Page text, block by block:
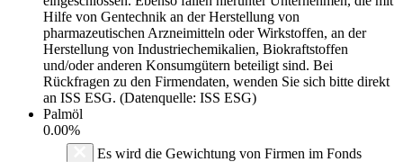
Hilfe von Gentechnik an der Herstellung von
pharmazeutischen Arzneimitteln oder Wirkstoffen, an der
Herstellung von Industriechemikalien, Biokraftstoffen
und/oder anderen Konsumgütern beteiligt sind. Bei
Rückfragen zu den Firmendaten, wenden Sie sich bitte direkt
an ISS ESG. (Datenquelle: ISS ESG)
Palmöl
0.00%
Es wird die Gewichtung von Firmen im Fonds